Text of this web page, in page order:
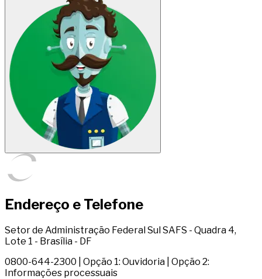
Endereço e Telefone
Setor de Administração Federal Sul SAFS - Quadra 4,
Lote 1 - Brasília - DF
0800-644-2300 | Opção 1: Ouvidoria | Opção 2:
Informações processuais